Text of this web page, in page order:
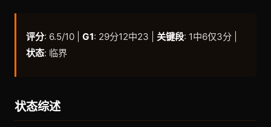
评分: 6.5/10 | G1: 29分12中23 | 关键段: 1中6仅3分 |
状态: 临界
状态综述